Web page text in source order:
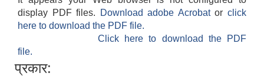
display PDF files.
Download adobe Acrobatorclick
here to download the PDF file.
Click here to download the PDF
file.
प्रकार: